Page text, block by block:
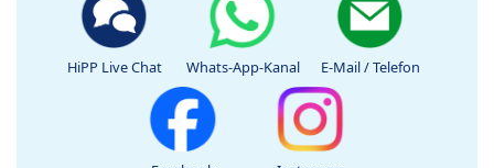
HiPP Live Chat Whats-App-Kanal E-Mail / Telefon